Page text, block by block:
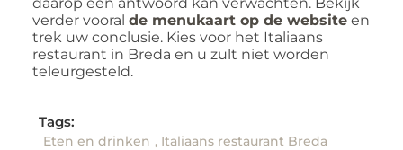
daarop een antwoord kan verwachten. Bekijk
verder vooral de menukaart op de website en
trek uw conclusie. Kies voor het Italiaans
restaurant in Breda en u zult niet worden
teleurgesteld.
Tags:
Eten en drinken , Italiaans restaurant Breda